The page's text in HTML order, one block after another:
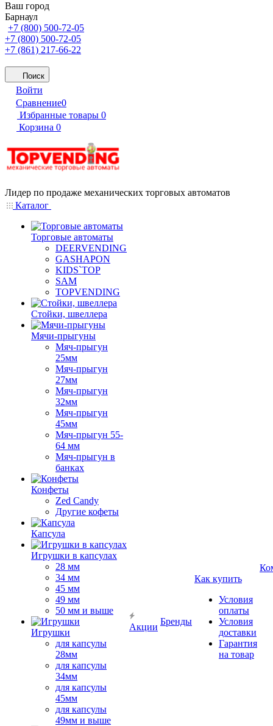
Ваш город
Барнаул
+7 (800) 500-72-05
+7 (800) 500-72-05
+7 (861) 217-66-22
Поиск
Войти
Сравнение0
Избранные товары 0
Корзина 0
Лидер по продаже механических торговых автоматов
Каталог
Торговые автоматы
DEERVENDING
GASHAPON
KIDS`TOP
SAM
TOPVENDING
Стойки, швеллера
Мячи-прыгуны
Мяч-прыгун
25мм
Мяч-прыгун
27мм
Мяч-прыгун
32мм
Мяч-прыгун
45мм
Мяч-прыгун 55-
64 мм
Мяч-прыгун в
банках
Конфеты
Zed Candy
Другие кофеты
Капсула
Игрушки в капсулах
28 мм
34 мм
45 мм
49 мм
50 мм и выше
Игрушки
для капсулы
28мм
для капсулы
34мм
для капсулы
45мм
для капсулы
49мм и выше
Акции
Бренды
Как купить
Условия
оплаты
Условия
доставки
Гарантия
на товар